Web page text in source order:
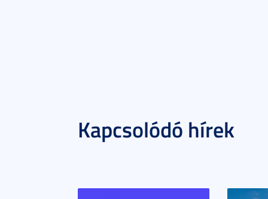
Kapcsolódó hírek